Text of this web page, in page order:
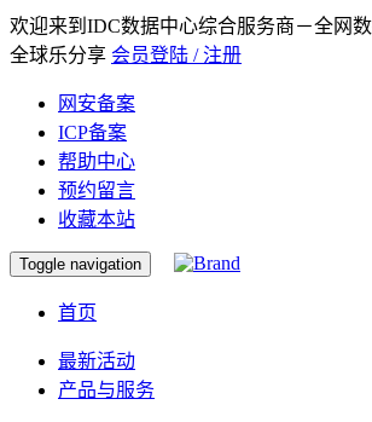
欢迎来到IDC数据中心综合服务商－全网
全球乐分享 会员登陆 / 注册
网安备案
ICP备案
帮助中心
预约留言
收藏本站
Toggle navigation
首页
最新活动
产品与服务